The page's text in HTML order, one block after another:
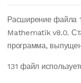
Расширение файла
Mathematik v8.0.
программа,
131 файл